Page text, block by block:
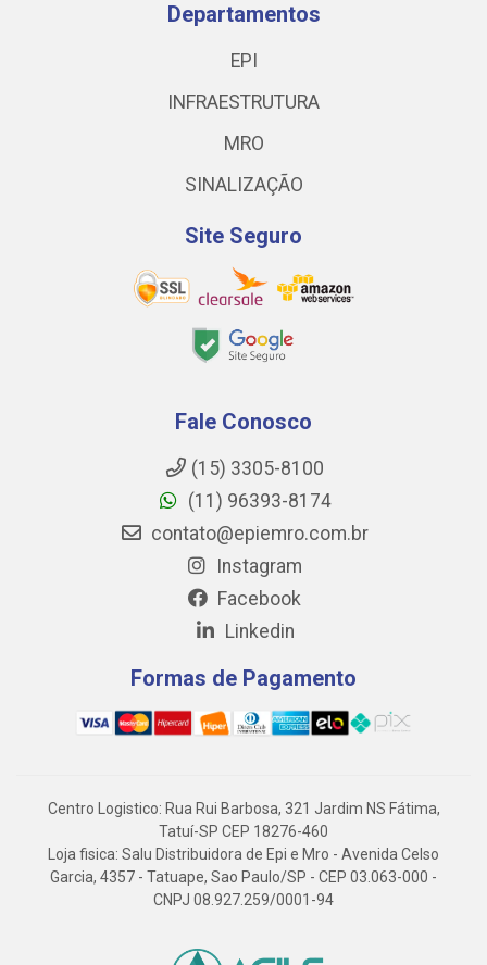
Departamentos
EPI
INFRAESTRUTURA
MRO
SINALIZAÇÃO
Site Seguro
Fale Conosco
(15) 3305-8100
(11) 96393-8174
contato@epiemro.com.br
Instagram
Facebook
Linkedin
Formas de Pagamento
Centro Logistico: Rua Rui Barbosa, 321 Jardim NS Fátima,
Tatuí-SP CEP 18276-460
Loja fisica: Salu Distribuidora de Epi e Mro - Avenida Celso
Garcia, 4357 - Tatuape, Sao Paulo/SP - CEP 03.063-000 -
CNPJ 08.927.259/0001-94